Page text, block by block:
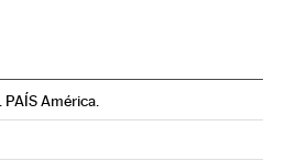
América.
Twitter
en Instagram
Brasil en Facebook